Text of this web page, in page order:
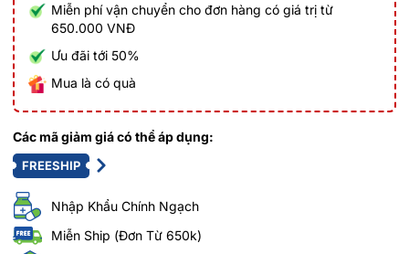
Miễn phí vận chuyển cho đơn hàng có giá trị từ
650.000 VNĐ
Ưu đãi tới 50%
Mua là có quà
Các mã giảm giá có thể áp dụng:
FREESHIP
Nhập Khẩu Chính Ngạch
Miễn Ship (Đơn Từ 650k)